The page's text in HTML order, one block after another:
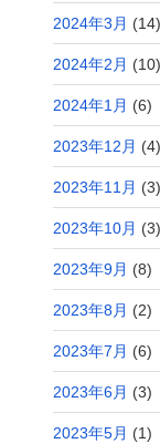
2024年3月 (14)
2024年2月 (10)
2024年1月 (6)
2023年12月 (4)
2023年11月 (3)
2023年10月 (3)
2023年9月 (8)
2023年8月 (2)
2023年7月 (6)
2023年6月 (3)
2023年5月 (1)